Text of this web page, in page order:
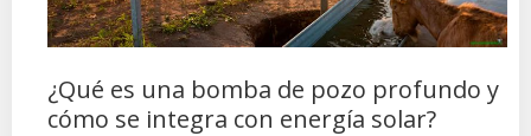
¿Qué es una bomba de pozo profundo y
cómo se integra con energía solar?